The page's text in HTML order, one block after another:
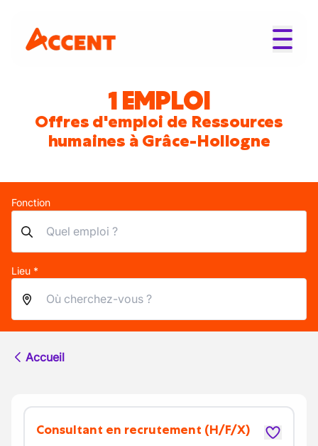
1 EMPLOI
Offres d'emploi de Ressources
humaines à Grâce-Hollogne
Fonction
Lieu *
Accueil
Consultant en recrutement (H/F/X)